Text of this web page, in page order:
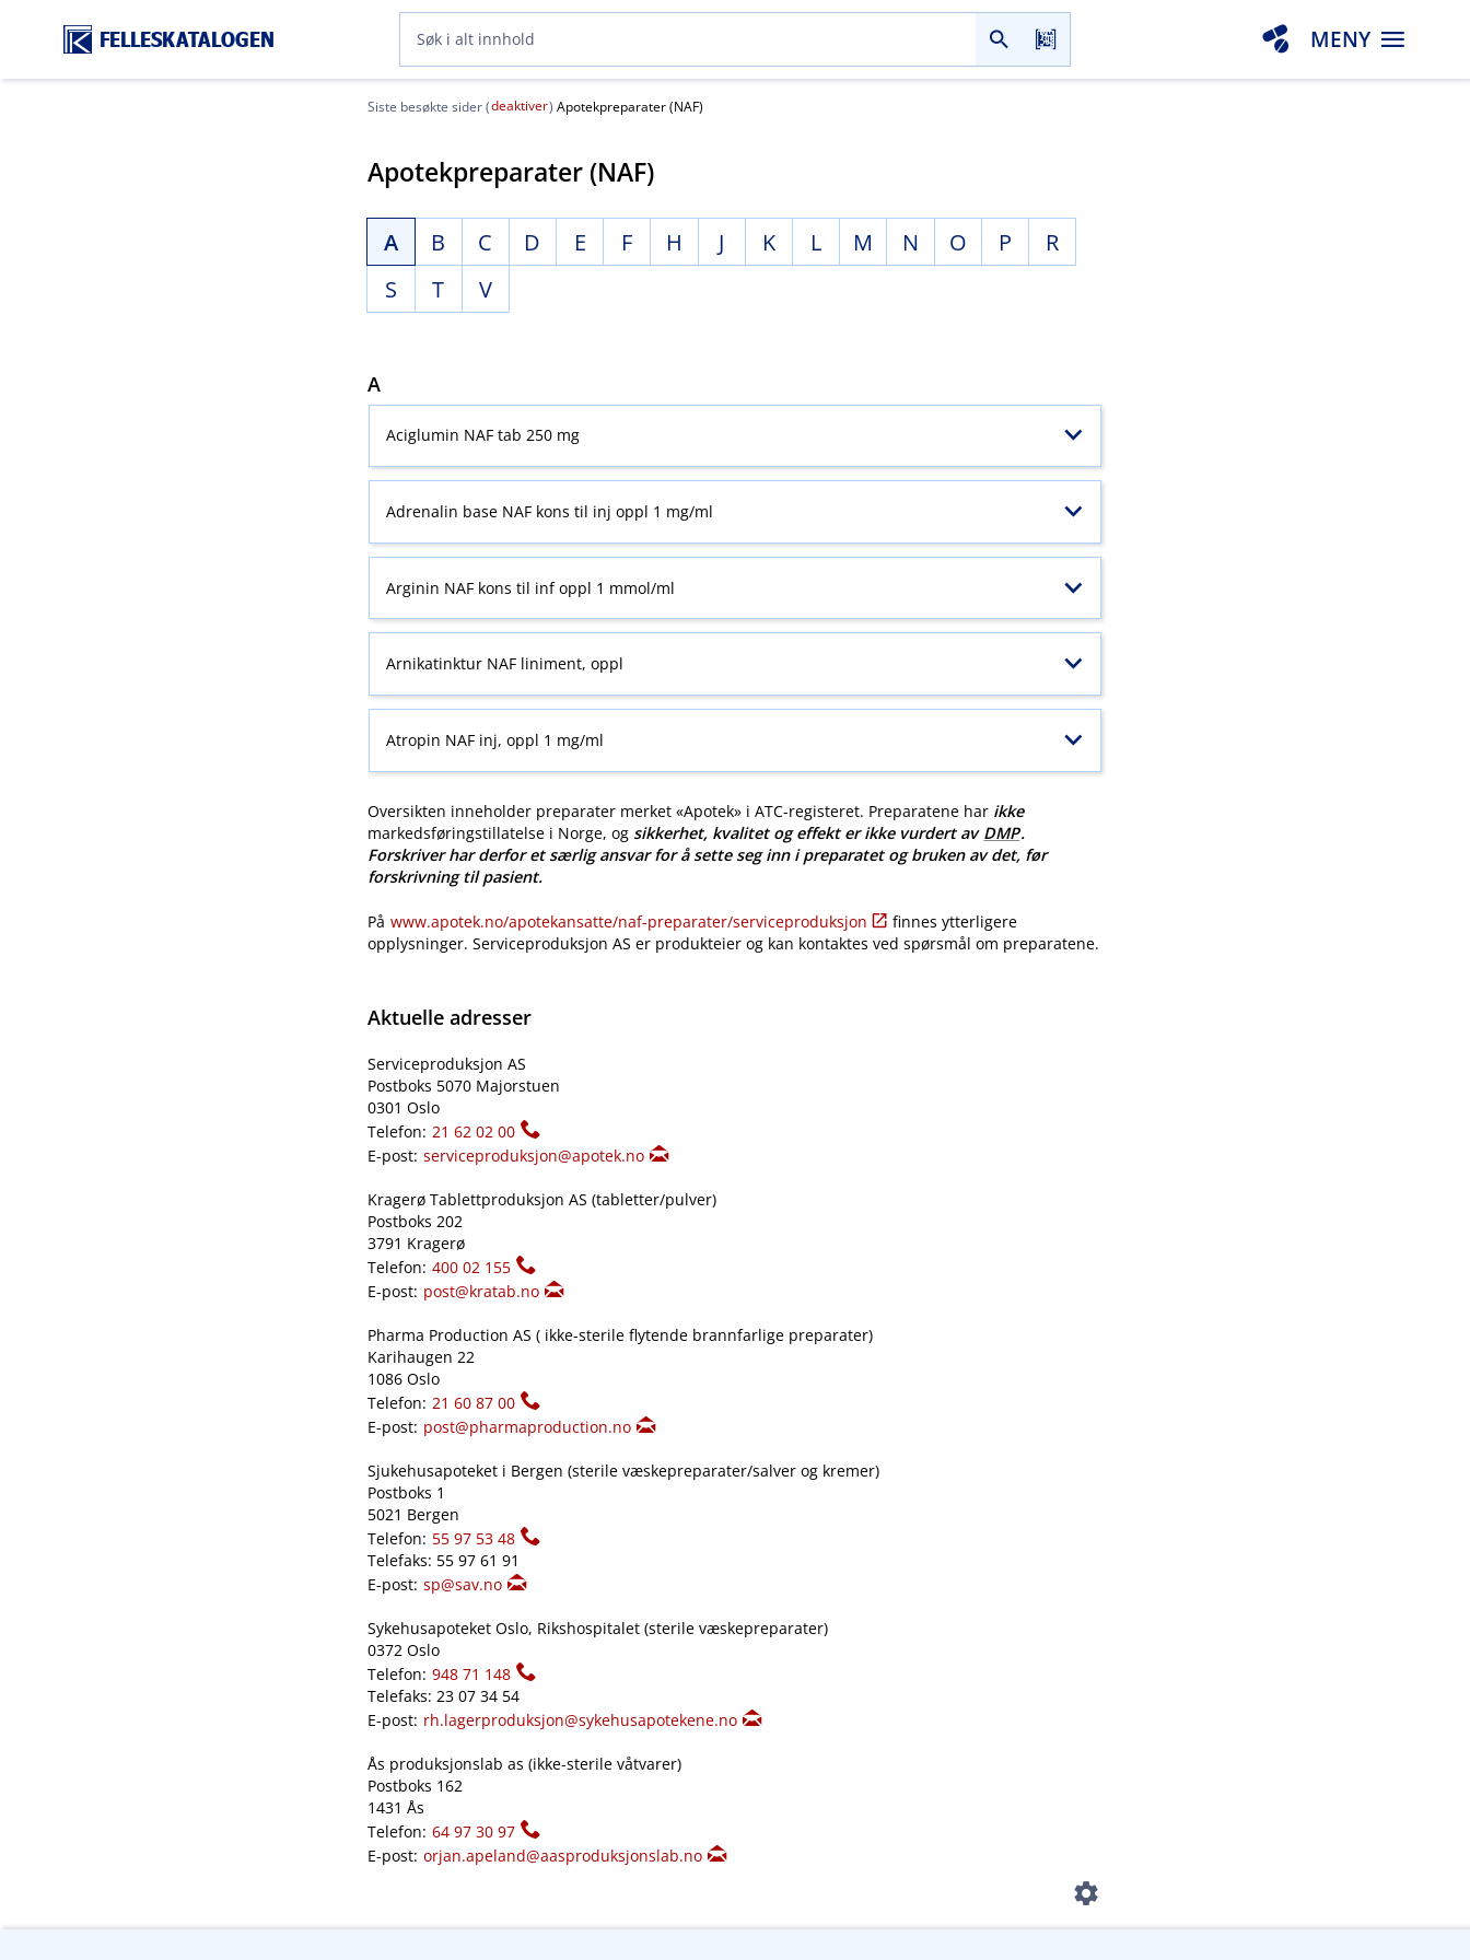
FELLESKATALOGEN MENY
Siste besøkte sider (deaktiver) Apotekpreparater (NAF)
Apotekpreparater (NAF)
A B C D E F H J K L M N O P
R
S
T V
A
Aciglumin NAF tab 250 mg
Adrenalin base NAF kons til inj oppl 1 mg/ml
Arginin NAF kons til inf oppl 1 mmol/ml
Arnikatinktur NAF liniment, oppl
Atropin NAF inj, oppl 1 mg/ml
Oversikten inneholder preparater merket «Apotek» i ATC-registeret. Preparatene har ikke
markedsføringstillatelse i Norge, og sikkerhet, kvalitet og effekt er ikke vurdert av DMP.
Forskriver har derfor et særlig ansvar for å sette seg inn i preparatet og bruken av det, før
forskrivning til pasient.
På www.apotek.no​/​apotekansatte​/​naf-preparater​/​serviceproduksjon
finnes ytterligere
opplysninger. Serviceproduksjon AS er produkteier og kan kontaktes ved spørsmål om preparatene.
Aktuelle adresser
Serviceproduksjon AS
Postboks 5070 Majorstuen
0301 Oslo
Telefon: 21 62 02 00
E-post: serviceproduksjon@apotek.no
Kragerø Tablettproduksjon AS (tabletter​/​pulver)
Postboks 202
3791 Kragerø
Telefon: 400 02 155
E-post: post@kratab.no
Pharma Production AS ( ikke-sterile flytende brannfarlige preparater)
Karihaugen 22
1086 Oslo
Telefon: 21 60 87 00
E-post: post@pharmaproduction.no
Sjukehusapoteket i Bergen (sterile væskepreparater​/​salver og kremer)
Postboks 1
5021 Bergen
Telefon: 55 97 53 48
Telefaks: 55 97 61 91
E-post: sp@sav.no
Sykehusapoteket Oslo, Rikshospitalet (sterile væskepreparater)
0372 Oslo
Telefon: 948 71 148
Telefaks: 23 07 34 54
E-post: rh.lagerproduksjon@sykehusapotekene.no
Ås produksjonslab as (ikke-sterile våtvarer)
Postboks 162
1431 Ås
Telefon: 64 97 30 97
E-post: orjan.apeland@aasproduksjonslab.no